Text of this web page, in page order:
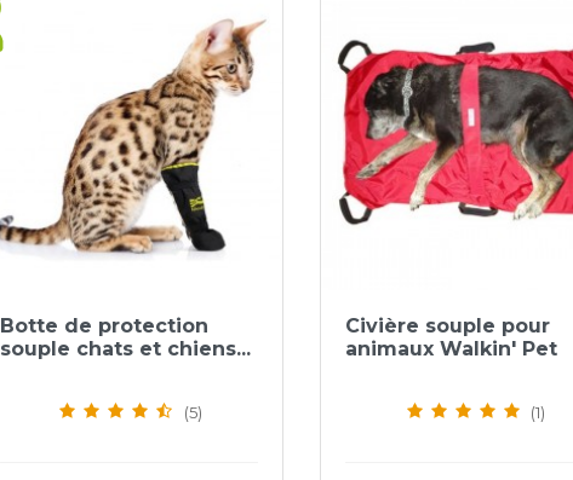
Aperçu rapide
Botte de protection
souple chats et chiens...
(5)
Aperçu rapide
Civière souple pour
animaux Walkin' Pet
(1)